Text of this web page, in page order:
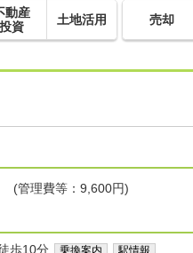
動産
投資
土地活用 売却
(管理費等：9,600円)
歩10分 乗換案内 駅情報